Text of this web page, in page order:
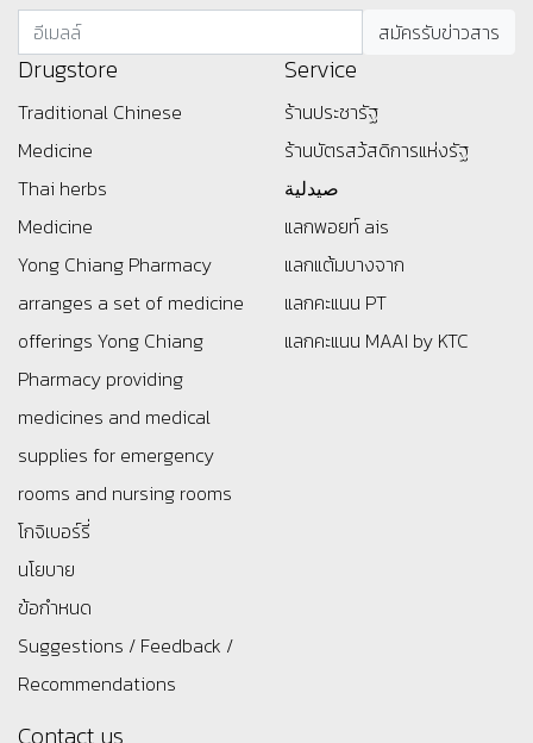
Drugstore
Traditional Chinese
Medicine
Thai herbs
Medicine
Yong Chiang Pharmacy
arranges a set of medicine
offerings Yong Chiang
Pharmacy providing
medicines and medical
supplies for emergency
rooms and nursing rooms
โกจิเบอร์รี่
นโยบาย
ข้อกำหนด
Suggestions / Feedback /
Recommendations
Service
ร้านประชารัฐ
ร้านบัตรสว้สดิการแห่งรัฐ
صيدلية
แลกพอยท์ ais
แลกแต้มบางจาก
แลกคะแนน PT
แลกคะแนน MAAI by KTC
Contact us